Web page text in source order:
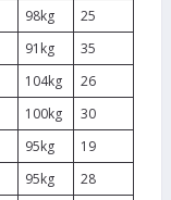
98kg
25
91kg
35
104kg
26
100kg
30
95kg
19
95kg
28